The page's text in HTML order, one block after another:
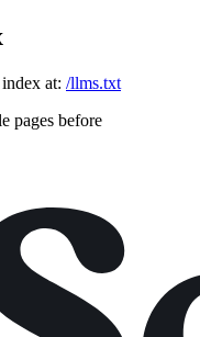
at: /llms.txt
pages before